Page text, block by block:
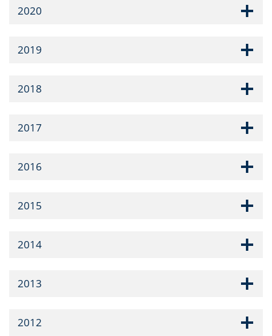
2020
2019
2018
2017
2016
2015
2014
2013
2012